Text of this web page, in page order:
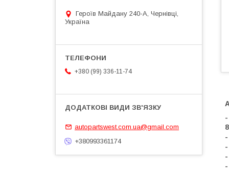
Героїв Майдану 240-А, Чернівці,
Україна
+380 (99) 336-11-74
autopartswest.com.ua@gmail.com
+380993361174